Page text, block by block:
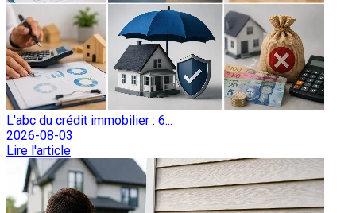
L'abc du crédit immobilier : 6...
2026-08-03
Lire l'article